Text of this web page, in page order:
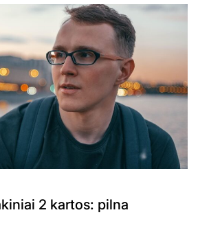
2 kartos: pilna